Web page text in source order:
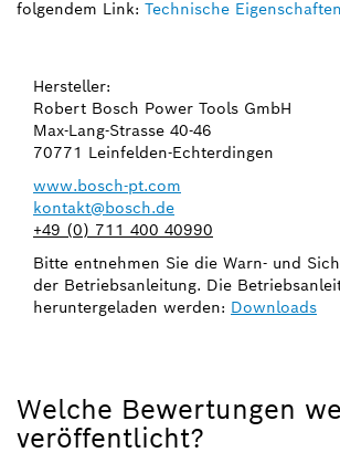
folgendem Link: Technische
Hersteller:
Robert Bosch Power Tools GmbH
Max-Lang-Strasse 40-46
70771 Leinfelden-Echterdingen
www.bosch-pt.com
kontakt@bosch.de
+49 (0) 711 400 40990
Bitte entnehmen Sie die Warn- und
der Betriebsanleitung. Die
heruntergeladen werden: Downloads
Welche Bewertungen
veröffentlicht?